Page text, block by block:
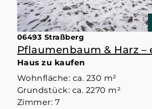
06493 Straßberg
Haus zu kaufen
Wohnfläche: ca. 230 m²
Grundstück: ca. 2270 m²
Zimmer: 7